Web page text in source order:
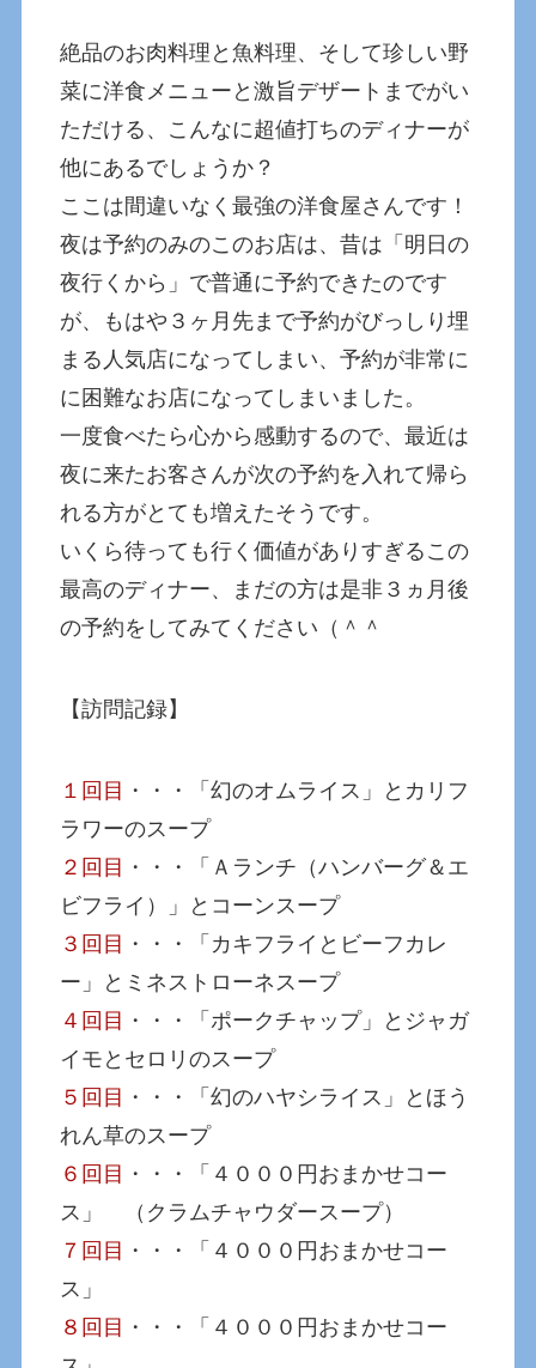
絶品のお肉料理と魚料理、そして珍しい野
菜に洋食メニューと激旨デザートまでがい
ただける、こんなに超値打ちのディナーが
他にあるでしょうか？
ここは間違いなく最強の洋食屋さんです！
夜は予約のみのこのお店は、昔は「明日の
夜行くから」で普通に予約できたのです
が、もはや３ヶ月先まで予約がびっしり埋
まる人気店になってしまい、予約が非常に
に困難なお店になってしまいました。
一度食べたら心から感動するので、最近は
夜に来たお客さんが次の予約を入れて帰ら
れる方がとても増えたそうです。
いくら待っても行く価値がありすぎるこの
最高のディナー、まだの方は是非３ヵ月後
の予約をしてみてください（＾＾
【訪問記録】
１回目 ・・・「幻のオムライス」とカリフ
ラワーのスープ
２回目 ・・・「Ａランチ（ハンバーグ＆エ
ビフライ）」とコーンスープ
３回目 ・・・「カキフライとビーフカレ
ー」とミネストローネスープ
４回目 ・・・「ポークチャップ」とジャガ
イモとセロリのスープ
５回目 ・・・「幻のハヤシライス」とほう
れん草のスープ
６回目 ・・・「４０００円おまかせコー
ス」 （クラムチャウダースープ）
７回目 ・・・「４０００円おまかせコー
ス」
８回目 ・・・「４０００円おまかせコー